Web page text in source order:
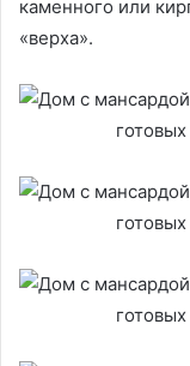
каменного или
«верха».